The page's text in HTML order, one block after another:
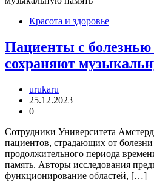
Красота и здоровье
Пациенты с
сохраняют
urukaru
25.12.2023
0
Сотрудники Университета
пациентов, страдающих от
продолжительного периода
память. Авторы исследования
функционирование областей, […]